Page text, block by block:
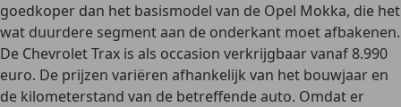
goedkoper dan het basismodel van de Opel Mokka, die het
wat duurdere segment aan de onderkant moet afbakenen.
De Chevrolet Trax is als occasion verkrijgbaarvanaf 8.990
euro. De prijzen variëren afhankelijk van het bouwjaar en
de kilometerstand van de betreffende auto. Omdat er